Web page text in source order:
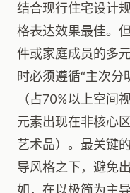
结合现行住宅设计
格表达效果最佳。
件或家庭成员的多
时必须遵循“主次分
（占70%以上空间
元素出现在非核心
艺术品）。最关键
导风格之下，避免
如，在以极简为主